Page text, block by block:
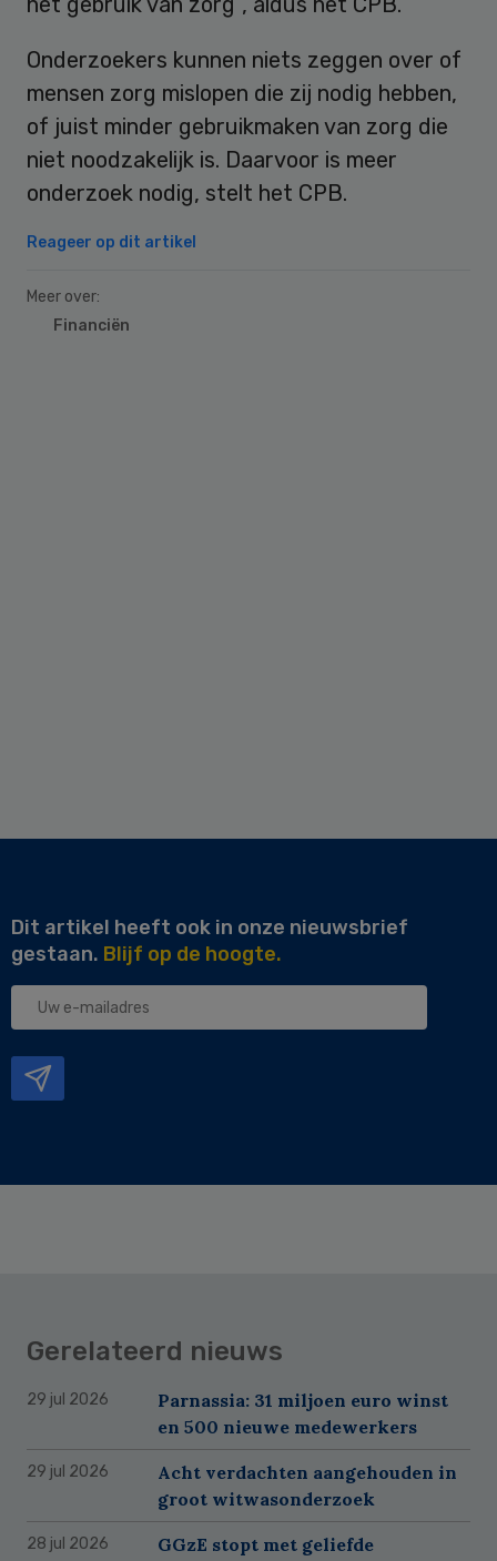
Onderzoekers kunnen niets zeggen over of
mensen zorg mislopen die zij nodig hebben,
of juist minder gebruikmaken van zorg die
niet noodzakelijk is. Daarvoor is meer
onderzoek nodig, stelt het CPB.
Reageer op dit artikel
Meer over:
Financiën
Dit artikel heeft ook in onze nieuwsbrief
gestaan. Blijf op de hoogte.
Uw
Gerelateerd nieuws
29 jul 2026
Parnassia: 31 miljoen euro winst
en 500 nieuwe medewerkers
29 jul 2026
Acht verdachten aangehouden in
groot witwasonderzoek
28 jul 2026
GGzE stopt met geliefde